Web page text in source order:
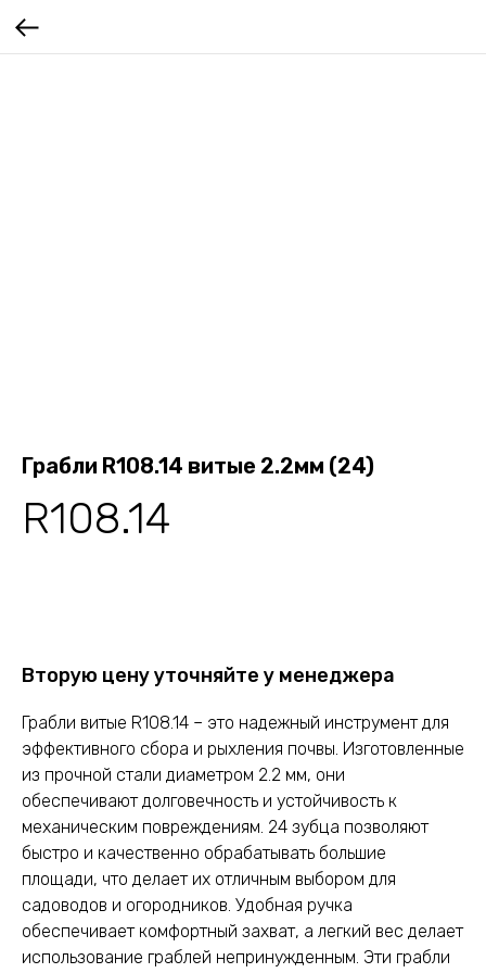
Грабли R108.14 витые 2.2мм (24)
R108.14
Вторую цену уточняйте у менеджера
Грабли витые R108.14 – это надежный инструмент для
эффективного сбора и рыхления почвы. Изготовленные
из прочной стали диаметром 2.2 мм, они
обеспечивают долговечность и устойчивость к
механическим повреждениям. 24 зубца позволяют
быстро и качественно обрабатывать большие
площади, что делает их отличным выбором для
садоводов и огородников. Удобная ручка
обеспечивает комфортный захват, а легкий вес делает
использование граблей непринужденным. Эти грабли